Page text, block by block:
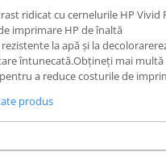
ridicat cu cernelurile HP Vivid
imprimare HP de înaltă
la apă și la
întunecată.Obțineți mai multă
a reduce costurile de
produs